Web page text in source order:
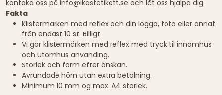
kontaka oss på info@ikastetikett.se och låt oss hjälpa dig.
Fakta
Klistermärken med reflex och din logga, foto eller annat
från endast 10 st. Billigt
Vi gör klistermärken med reflex med tryck til innomhus
och utomhus använding.
Storlek och form efter önskan.
Avrundade hörn utan extra betalning.
Minimum 10 mm og max. A4 storlek.